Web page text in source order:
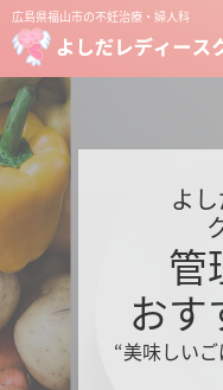
広島県福山市の不妊治療・婦人科
よ
管
おす
“美味しい